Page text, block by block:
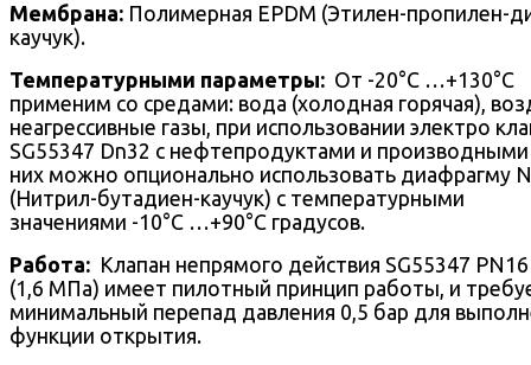
Мембрана: Полимерная EPDM (Этилен-пропилен-
каучук).
Температурными параметры: От -20°С …+130°С
применим со средами: вода (холодная горячая),
неагрессивные газы, при использовании электро
SG55347 Dn32 с нефтепродуктами и
них можно опционально использовать диафрагму
(Нитрил-бутадиен-каучук) с температурными
значениями -10°С …+90°С градусов.
Работа: Клапан непрямого действия SG55347
(1,6 МПа) имеет пилотный принцип работы, и
минимальный перепад давления 0,5 бар для
функции открытия.